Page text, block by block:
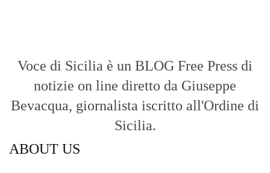
Voce di Sicilia è un BLOG Free Press di
notizie on line diretto da Giuseppe
Bevacqua, giornalista iscritto all'Ordine di
Sicilia.
ABOUT US